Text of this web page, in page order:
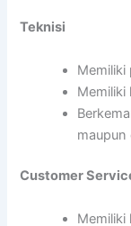
Teknisi
Memiliki
Memiliki
maupun
Customer
Memiliki